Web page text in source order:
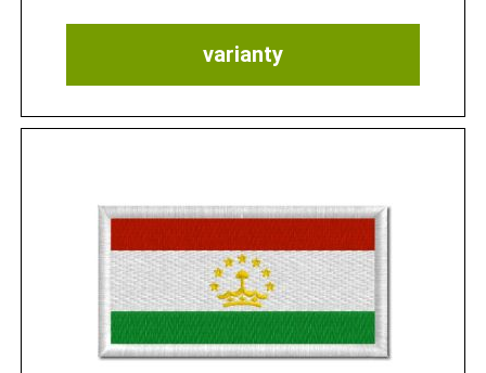
varianty